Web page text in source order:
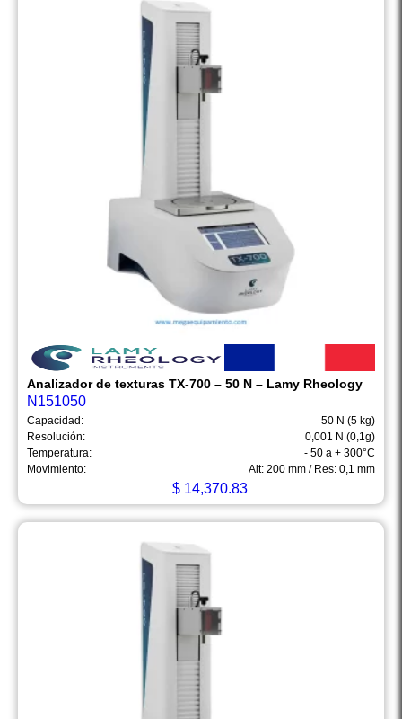
Analizador de texturas TX-700 – 50 N – Lamy Rheology
N151050
Capacidad:
50 N (5 kg)
Resolución:
0,001 N (0,1g)
Temperatura:
- 50 a + 300°C
Movimiento:
Alt: 200 mm / Res: 0,1 mm
$ 14,370.83